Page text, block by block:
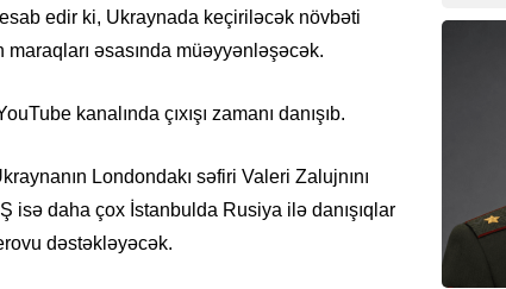
edir ki, Ukraynada keçiriləcək növbəti
əsasında müəyyənləşəcək.
kanalında çıxışı zamanı danışıb.
Londondakı səfiri Valeri Zalujnını
isə daha çox İstanbulda Rusiya ilə danışıqlar
dəstəkləyəcək.